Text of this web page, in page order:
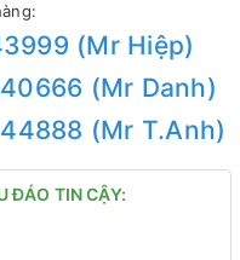
(Mr Hiệp)
(Mr Danh)
(Mr T.Anh)
ĐÁO TIN CẬY: